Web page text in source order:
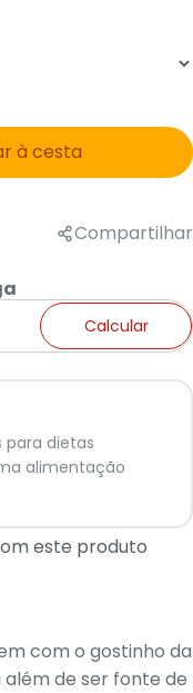
à cesta
Compartilhar
Calcular
para dietas
alimentação
este produto
com o gostinho da
de ser fonte de